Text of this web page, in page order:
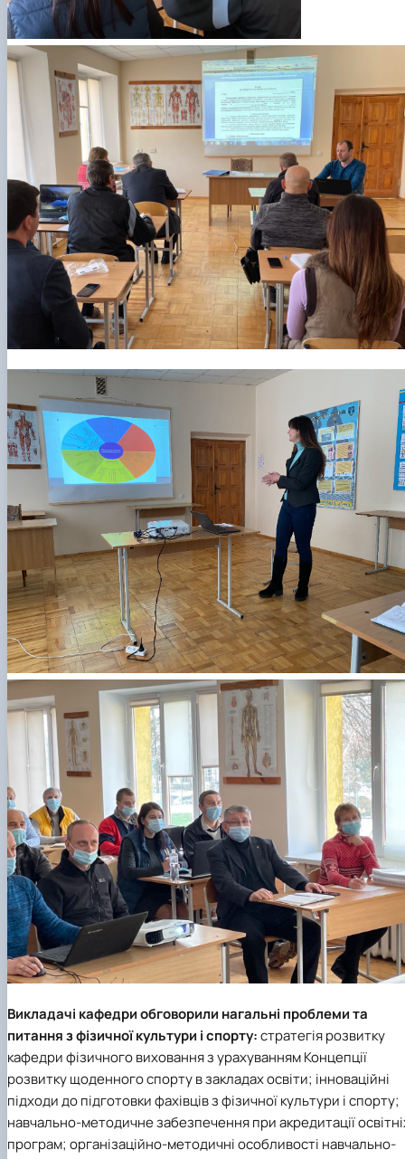
Викладачі кафедри обговорили нагальні проблеми та
питання з фізичної культури і спорту:стратегія розвитку
кафедри фізичного вихованняз урахуванням Концепції
розвитку щоденного спорту в закладах освіти; інноваційні
підходи до підготовки фахівців з фізичної культури і спорту;
навчально-методичне забезпечення при акредитації
програм; організаційно-методичні особливості навчально-